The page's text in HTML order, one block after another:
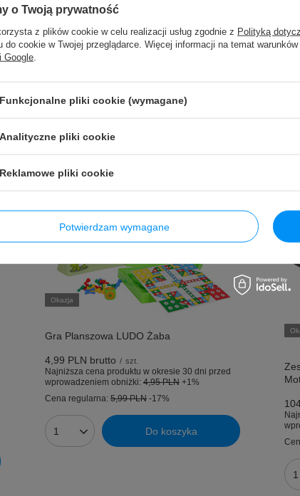
dla Ciebie
Okazja
Gra Planszowa LUDO Żaba
4,99 PLN brutto / szt.
Najniższa cena produktu w okresie 30 dni przed
wprowadzeniem obniżki: 4,95 PLN +1%
Cena regularna: 5,99 PLN -17%
Ilość produktów Do koszyka
o Twoją prywatność
z plików cookie w celu realizacji usług zgodnie z Polityką
do cookie w Twojej przeglądarce. Więcej informacji na temat
Google
Funkcjonalne pliki cookie (wymagane)
Analityczne pliki cookie
Reklamowe pliki cookie
Potwierdzam wymagane